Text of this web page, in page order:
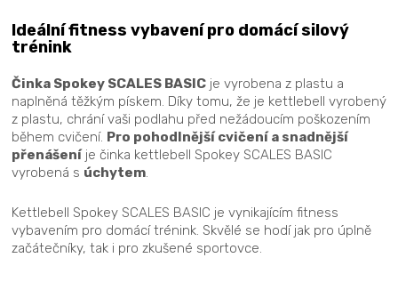
Ideální fitness vybavení pro domácí silový
trénink
Činka Spokey SCALES BASIC je vyrobena z plastu a
naplněná těžkým pískem. Díky tomu, že je kettlebell vyrobený
z plastu, chrání vaši podlahu před nežádoucím poškozením
během cvičení. Pro pohodlnější cvičení a snadnější
přenášeníje činka kettlebell Spokey SCALES BASIC
vyrobená s úchytem
Kettlebell Spokey SCALES BASIC je vynikajícím fitness
vybavením pro domácí trénink. Skvělé se hodí jak pro úplně
začátečníky, tak i pro zkušené sportovce.